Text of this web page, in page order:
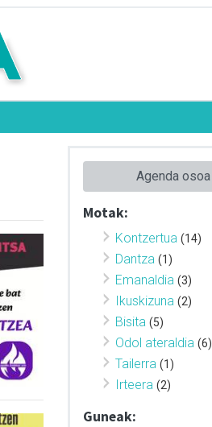
Agenda osoa
Motak:
Kontzertua (14)
Dantza (1)
Emanaldia (3)
Ikuskizuna (2)
Bisita (5)
Odol ateraldia (6)
Tailerra (1)
Irteera (2)
Guneak: